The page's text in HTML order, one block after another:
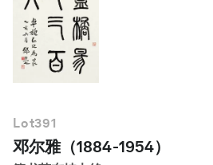
简体中文
Lot391
邓尔雅（1884-1954）